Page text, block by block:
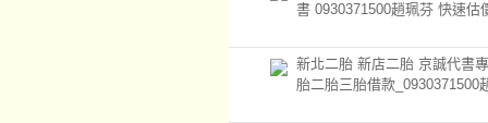
書 0930371500趙珮芬 快速估
新北二胎 新店二胎 京誠代書
胎二胎三胎借款_0930371500